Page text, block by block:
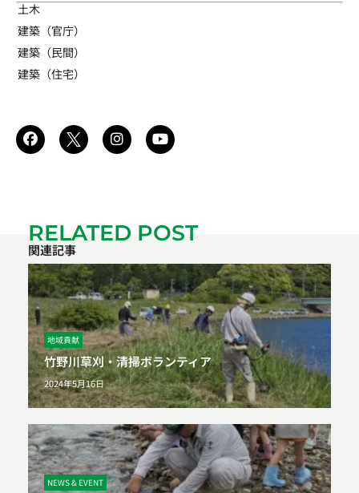
土木
建築（官庁）
建築（民間）
建築（住宅）
RELATED POST
関連記事
地域貢献
竹野川草刈・清掃ボランティア
2024年5月16日
NEWS & EVENT